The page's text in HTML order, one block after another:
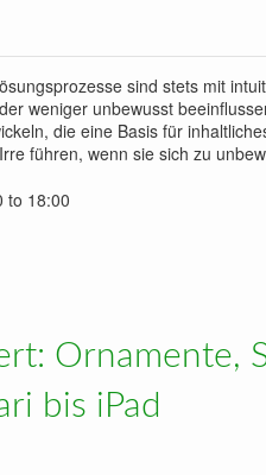
sind stets mit
weniger unbewusst
die eine Basis für
führen, wenn sie sich zu
to 18:00
Ornamente,
bis iPad